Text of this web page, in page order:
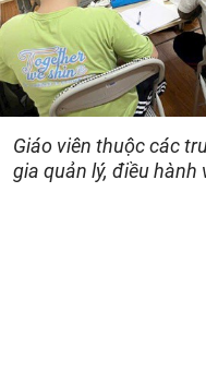
Giáo viên thuộc các
gia quản lý, điều